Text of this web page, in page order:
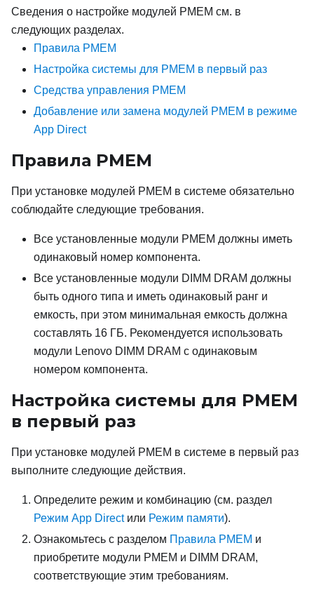
Сведения о настройке модулей PMEM см. в
следующих разделах.
Правила PMEM
Настройка системы для PMEM в первый раз
Средства управления PMEM
Добавление или замена модулей PMEM в режиме
App Direct
Правила PMEM
При установке модулей PMEM в системе обязательно
соблюдайте следующие требования.
Все установленные модули PMEM должны иметь
одинаковый номер компонента.
Все установленные модули DIMM DRAM должны
быть одного типа и иметь одинаковый ранг и
емкость, при этом минимальная емкость должна
составлять 16 ГБ. Рекомендуется использовать
модули Lenovo DIMM DRAM с одинаковым
номером компонента.
Настройка системы для PMEM
в первый раз
При установке модулей PMEM в системе в первый раз
выполните следующие действия.
Определите режим и комбинацию (см. раздел
Режим App Directили Режим памяти).
Ознакомьтесь с разделом Правила PMEM и
приобретите модули PMEM и DIMM DRAM,
соответствующие этим требованиям.